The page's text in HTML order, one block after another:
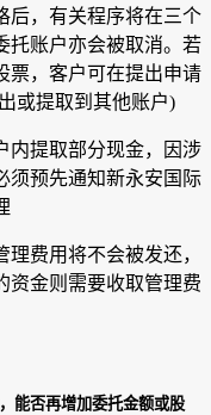
后，有关程序将在三个
托账户亦会被取消。若
票，客户可在提出申请
或提取到其他账户)
内提取部分现金，因涉
须预先通知新永安国际
费用将不会被发还，
资金则需要收取管理费
能否再增加委托金额或股